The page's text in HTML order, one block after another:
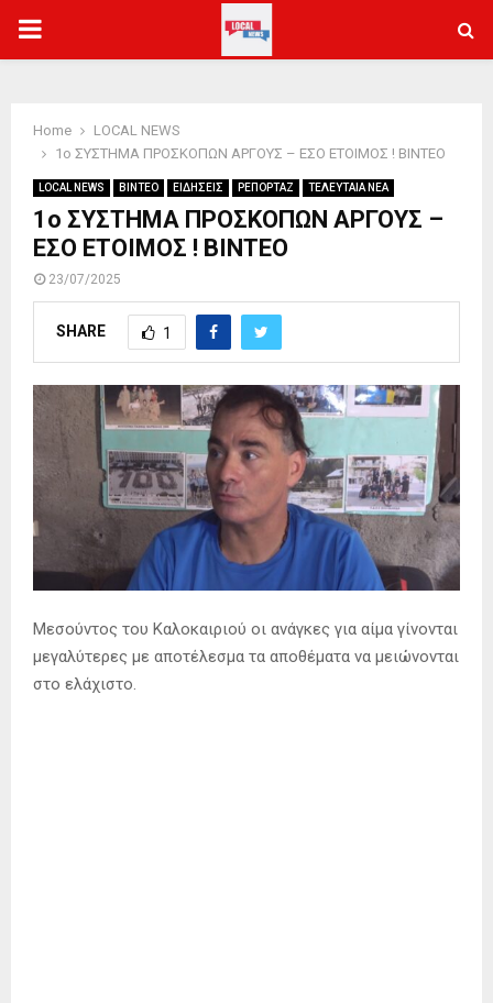
PRIMARY
Home
LOCAL NEWS
1ο ΣΥΣΤΗΜΑ ΠΡΟΣΚΟΠΩΝ ΑΡΓΟΥΣ – ΕΣΟ ΕΤΟΙΜΟΣ ! BINTEO
LOCAL NEWS ΒΙΝΤΕΟ ΕΙΔΗΣΕΙΣ ΡΕΠΟΡΤΑΖ ΤΕΛΕΥΤΑΙΑ ΝΕΑ
1ο ΣΥΣΤΗΜΑ ΠΡΟΣΚΟΠΩΝ ΑΡΓΟΥΣ –
ΕΣΟ ΕΤΟΙΜΟΣ ! BINTEO
23/07/2025
SHARE 1
Μεσούντος του Καλοκαιριού οι ανάγκες για αίμα γίνονται
μεγαλύτερες με αποτέλεσμα τα αποθέματα να μειώνονται
στο ελάχιστο.